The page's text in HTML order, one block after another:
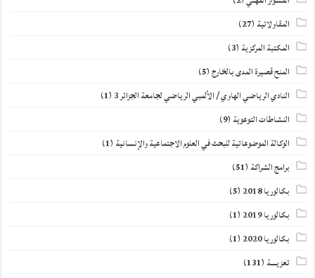
المقاولاتية (27)
المكتبة المركزية (3)
المنح قصيرة المدى بالخارج(5)
النادي الرياضي الهاوي / الألمبي الرياضي لجامعة الجزائر 3 (1)
النشاطات التوعوية (9)
الوكالة الموضوعاتية للبحث في العلوم الاجتماعية والإنسانية (1)
برامج الشراكة (51)
بكالوريا 2018
(5)
بكالوريا 2019
(1)
بكالوريا 2020
(1)
تعزيــــة (131)